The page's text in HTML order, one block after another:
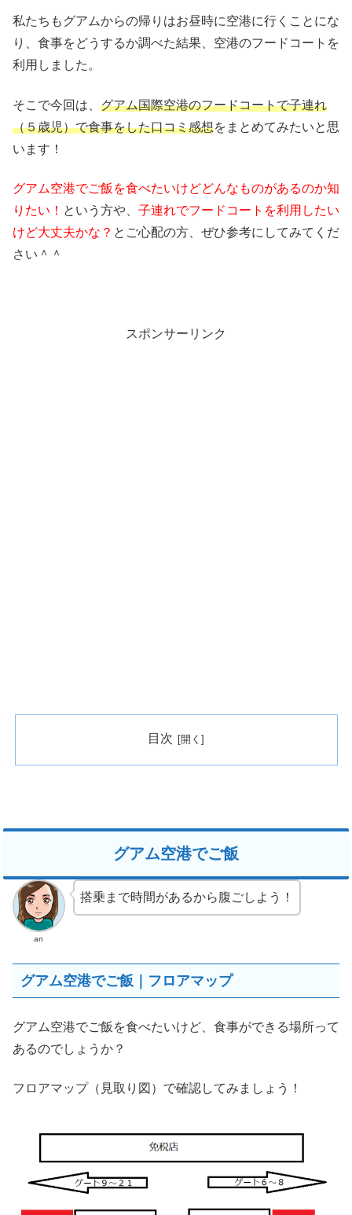
私たちもグアムからの帰りはお昼時に空港に行くことにな
り、食事をどうするか調べた結果、空港のフードコートを
利用しました。
そこで今回は、 グアム国際空港のフードコートで子連れ
（５歳児）で食事をした口コミ感想をまとめてみたいと思
います！
グアム空港でご飯を食べたいけどどんなものがあるのか知
りたい！ という方や、 子連れでフードコートを利用したい
けど大丈夫かな？ とご心配の方、ぜひ参考にしてみてくだ
さい＾＾
スポンサーリンク
目次
グアム空港でご飯
an
搭乗まで時間があるから腹ごしよう！
グアム空港でご飯｜フロアマップ
グアム空港でご飯を食べたいけど、食事ができる場所って
あるのでしょうか？
フロアマップ（見取り図）で確認してみましょう！